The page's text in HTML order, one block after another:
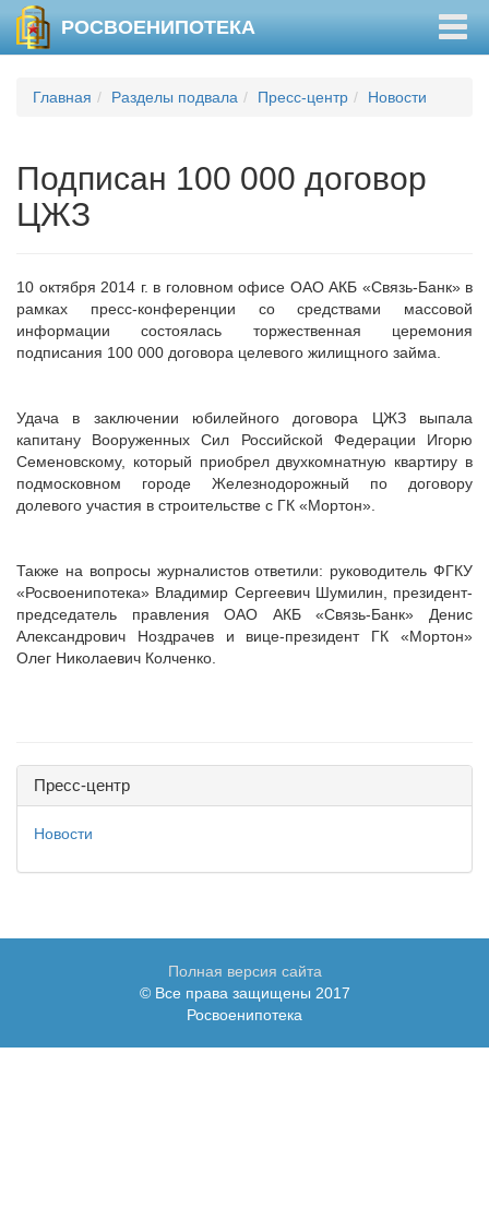
РОСВОЕНИПОТЕКА
Главная Разделы подвала Пресс-центр Новости
Подписан 100 000 договор
ЦЖЗ
10 октября 2014 г. в головном офисе ОАО АКБ «Связь-Банк» в
рамках пресс-конференции со средствами массовой
информации состоялась торжественная церемония
подписания 100 000 договора целевого жилищного займа.
Удача в заключении юбилейного договора ЦЖЗ выпала
капитану Вооруженных Сил Российской Федерации Игорю
Семеновскому, который приобрел двухкомнатную квартиру в
подмосковном городе Железнодорожный по договору
долевого участия в строительстве с ГК «Мортон».
Также на вопросы журналистов ответили: руководитель ФГКУ
«Росвоенипотека» Владимир Сергеевич Шумилин, президент-
председатель правления ОАО АКБ «Связь-Банк» Денис
Александрович Ноздрачев и вице-президент ГК «Мортон»
Олег Николаевич Колченко.
Пресс-центр
Новости
Полная версия сайта
© Все права защищены 2017
Росвоенипотека